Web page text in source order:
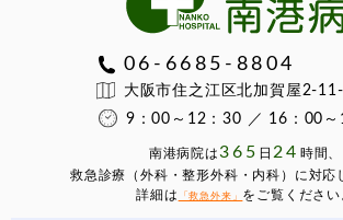
06-6685-8804
大阪市住之江区北加賀屋2-
9：00～12：30 ／ 16：00～
南港病院は365 ⽇ 24 時間、
救急診療（外科・整形外科・内科）に対応
詳細は
「救急外来」 をご覧ください